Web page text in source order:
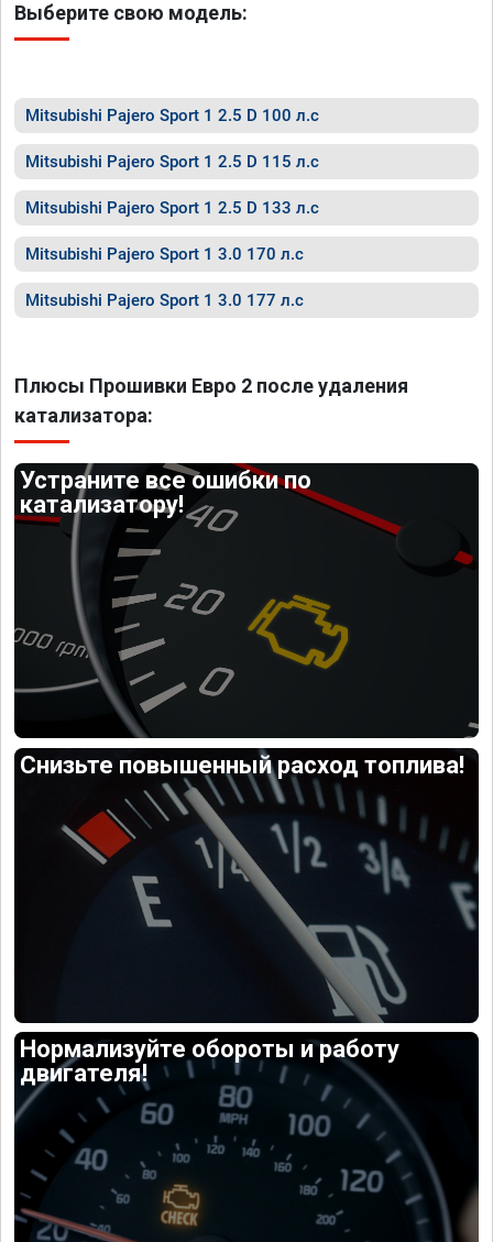
Выберите свою модель:
Mitsubishi Pajero Sport 1 2.5 D 100 л.с
Mitsubishi Pajero Sport 1 2.5 D 115 л.с
Mitsubishi Pajero Sport 1 2.5 D 133 л.с
Mitsubishi Pajero Sport 1 3.0 170 л.с
Mitsubishi Pajero Sport 1 3.0 177 л.с
Плюсы Прошивки Евро 2 после удаления
катализатора:
Устраните все ошибки по
катализатору!
Снизьте повышенный расход топлива!
Нормализуйте обороты и работу
двигателя!